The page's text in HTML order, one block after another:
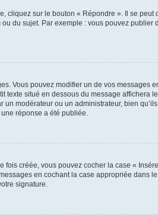
cliquez sur le bouton « Répondre ». Il se peut
du sujet. Par exemple : vous pouvez publier
Vous pouvez modifier un de vos messages
texte situé en dessous du message affichera
un modérateur ou un administrateur, bien
réponse a été publiée.
fois créée, vous pouvez cocher la case «
en cochant la case appropriée dans
signature.